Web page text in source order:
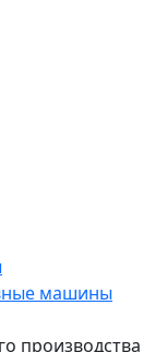
машины
производства